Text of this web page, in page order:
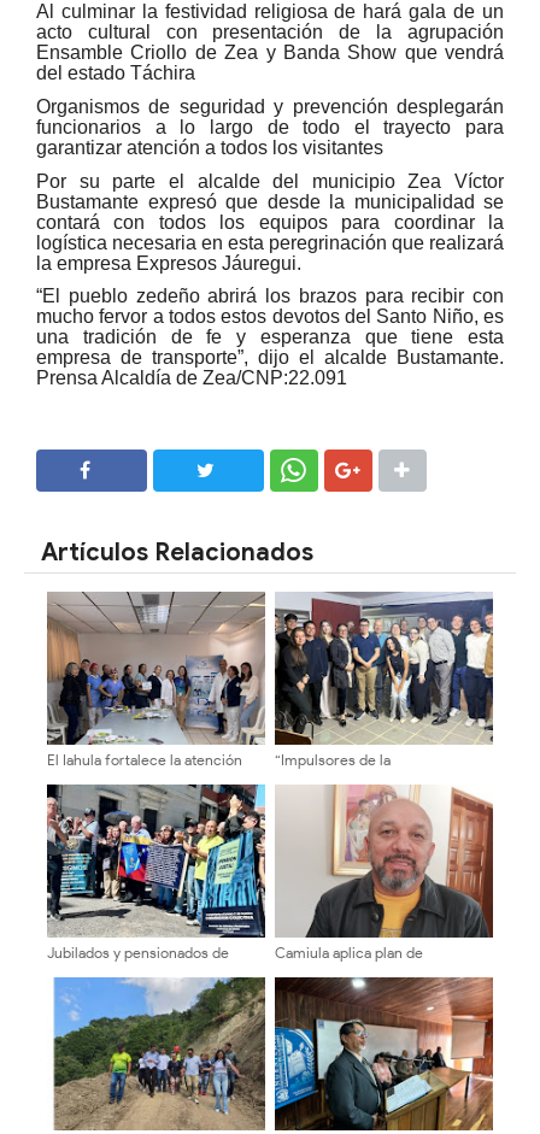
Al culminar la festividad religiosa de hará gala de un
acto cultural con presentación de la agrupación
Ensamble Criollo de Zea y Banda Show que vendrá
del estado Táchira
Organismos de seguridad y prevención desplegarán
funcionarios a lo largo de todo el trayecto para
garantizar atención a todos los visitantes
Por su parte el alcalde del municipio Zea Víctor
Bustamante expresó que desde la municipalidad se
contará con todos los equipos para coordinar la
logística necesaria en esta peregrinación que realizará
la empresa Expresos Jáuregui.
“El pueblo zedeño abrirá los brazos para recibir con
mucho fervor a todos estos devotos del Santo Niño, es
una tradición de fe y esperanza que tiene esta
empresa de transporte”, dijo el alcalde Bustamante.
Prensa Alcaldía de Zea/CNP:22.091
Artículos Relacionados
El Iahula fortalece la atención
técnica multidisciplinaria
“Impulsores de la
sostuvieron encuentros en la
ULA sobre autonomía y
sostenibilidad
Jubilados y pensionados de
salariales y servicios médicos
Camiula aplica plan de
Emergencia ante temporada
vacacional